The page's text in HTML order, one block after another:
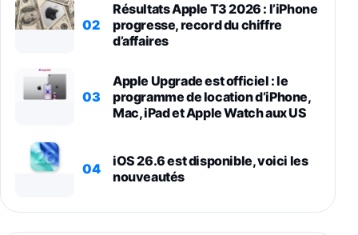
02
Résultats Apple T3 2026 : l’iPhone
progresse, record du chiffre
d’affaires
03
Apple Upgrade est officiel : le
programme de location d’iPhone,
Mac, iPad et Apple Watch aux US
04
iOS 26.6 est disponible, voici les
nouveautés